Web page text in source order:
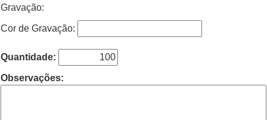
Gravação:
Cor de Gravação:
Quantidade:
Observações: